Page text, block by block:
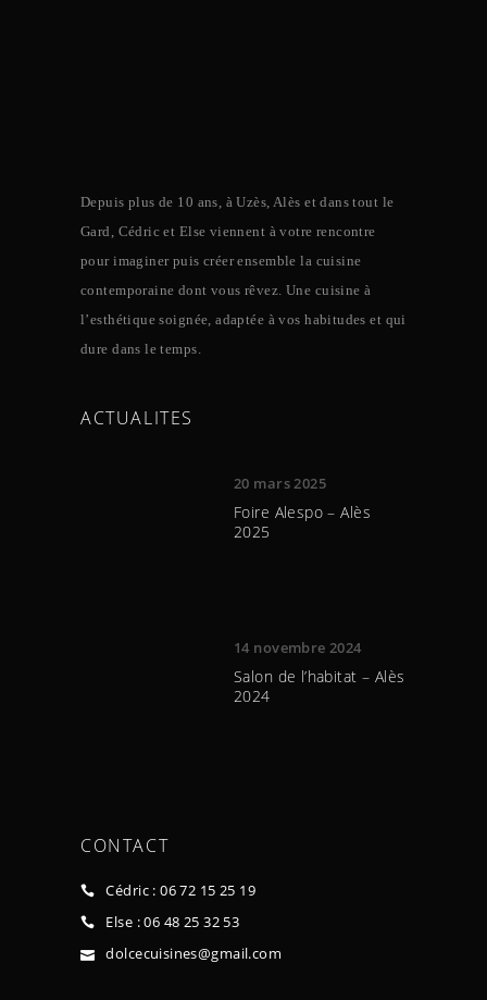
Depuis plus de 10 ans, à Uzès, Alès et dans tout le
Gard, Cédric et Else viennent à votre rencontre
pour imaginer puis créer ensemble la cuisine
contemporaine dont vous rêvez. Une cuisine à
l’esthétique soignée, adaptée à vos habitudes et qui
dure dans le temps.
ACTUALITES
20 mars 2025
Foire Alespo – Alès
2025
14 novembre 2024
Salon de l’habitat – Alès
2024
CONTACT
Cédric : 06 72 15 25 19
Else : 06 48 25 32 53
dolcecuisines@gmail.com